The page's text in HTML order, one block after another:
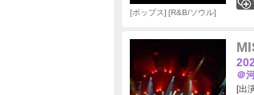
ポップス R&B/ソウル
＠
[出